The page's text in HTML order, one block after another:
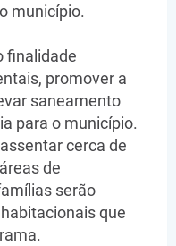
município.
finalidade
promover a
saneamento
para o município.
cerca de
de
serão
que